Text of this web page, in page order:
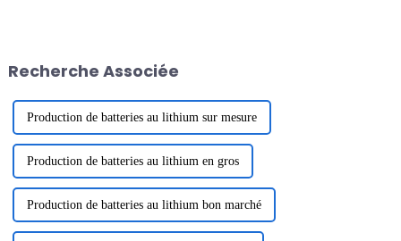
batterie à tige de traction est
Recherche Associée
Production de batteries au lithium sur mesure
Production de batteries au lithium en gros
Production de batteries au lithium bon marché